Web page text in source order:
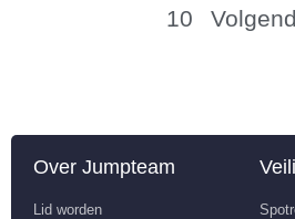
10
Over Jumpteam
Lid worden